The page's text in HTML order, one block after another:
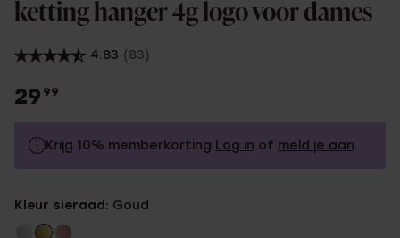
ketting hanger 4g logo voor dames
4.83 (83)
29 99
Krijg 10% memberkorting Log in of meld je aan
Zonder memberkorting
Kleur sieraad: Goud